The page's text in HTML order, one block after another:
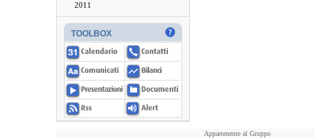
2011
TOOLBOX
Appartenente al Gruppo